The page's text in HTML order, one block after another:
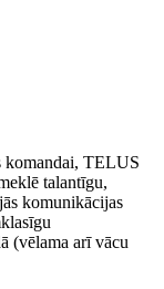
komandai, TELUS
talantīgu,
komunikācijas
(vēlama arī vācu